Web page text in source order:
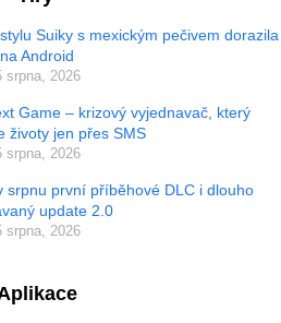
Suiky s mexickým pečivem dorazila
na Android
srpna, 2026
Game – krizový vyjednavač, který
životy jen přes SMS
srpna, 2026
srpnu první příběhové DLC i dlouho
update 2.0
srpna, 2026